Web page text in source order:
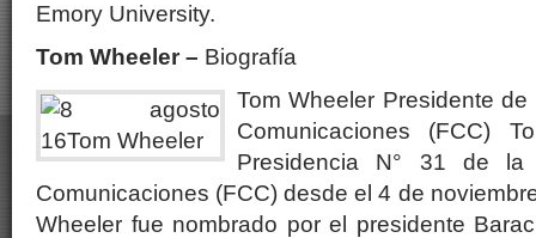
Emory University.
Tom Wheeler – Biografía
Tom Wheeler Presidente
Comunicaciones (FCC)
Presidencia N° 31 de la
Comunicaciones (FCC) desde el 4 de
Wheeler fue nombrado por el presidente